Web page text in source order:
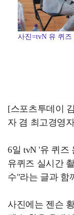
사진=tvN 유 퀴즈
[스포츠투데이
자 겸 최고경영
6일 tvN '유 퀴즈
유퀴즈 실시간
수"라는 글과 함
사진에는 젠슨